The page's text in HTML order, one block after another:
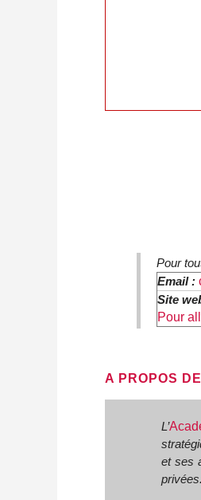
Pour
Email :
Site
Pour
A PROPOS
L’
et ses
privées.